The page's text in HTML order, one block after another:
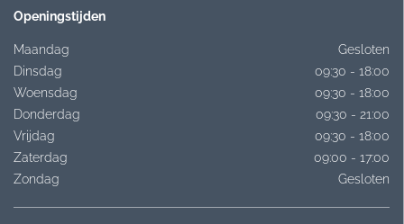
Openingstijden
Maandag
Gesloten
Dinsdag
09:30 - 18:00
Woensdag
09:30 - 18:00
Donderdag
09:30 - 21:00
Vrijdag
09:30 - 18:00
Zaterdag
09:00 - 17:00
Zondag
Gesloten